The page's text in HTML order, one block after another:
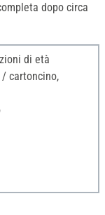
dopo circa
di età
/ cartoncino,